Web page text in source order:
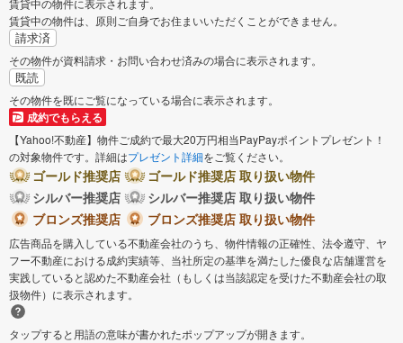
賃貸中の物件は、原則ご自身でお住まいいただくことができません。
請求済
その物件が資料請求・お問い合わせ済みの場合に表示されます。
既読
その物件を既にご覧になっている場合に表示されます。
成約でもらえる
【Yahoo!不動産】物件ご成約で最大20万円相当PayPayポイントプレゼント！
の対象物件です。詳細はプレゼント詳細をご覧ください。
ゴールド推奨店
ゴールド推奨店 取り扱い物件
シルバー推奨店
シルバー推奨店 取り扱い物件
ブロンズ推奨店
ブロンズ推奨店 取り扱い物件
広告商品を購入している不動産会社のうち、物件情報の正確性、法令遵守、ヤ
フー不動産における成約実績等、当社所定の基準を満たした優良な店舗運営を
実践していると認めた不動産会社（もしくは当該認定を受けた不動産会社の取
扱物件）に表示されます。
タップすると用語の意味が書かれたポップアップが開きます。